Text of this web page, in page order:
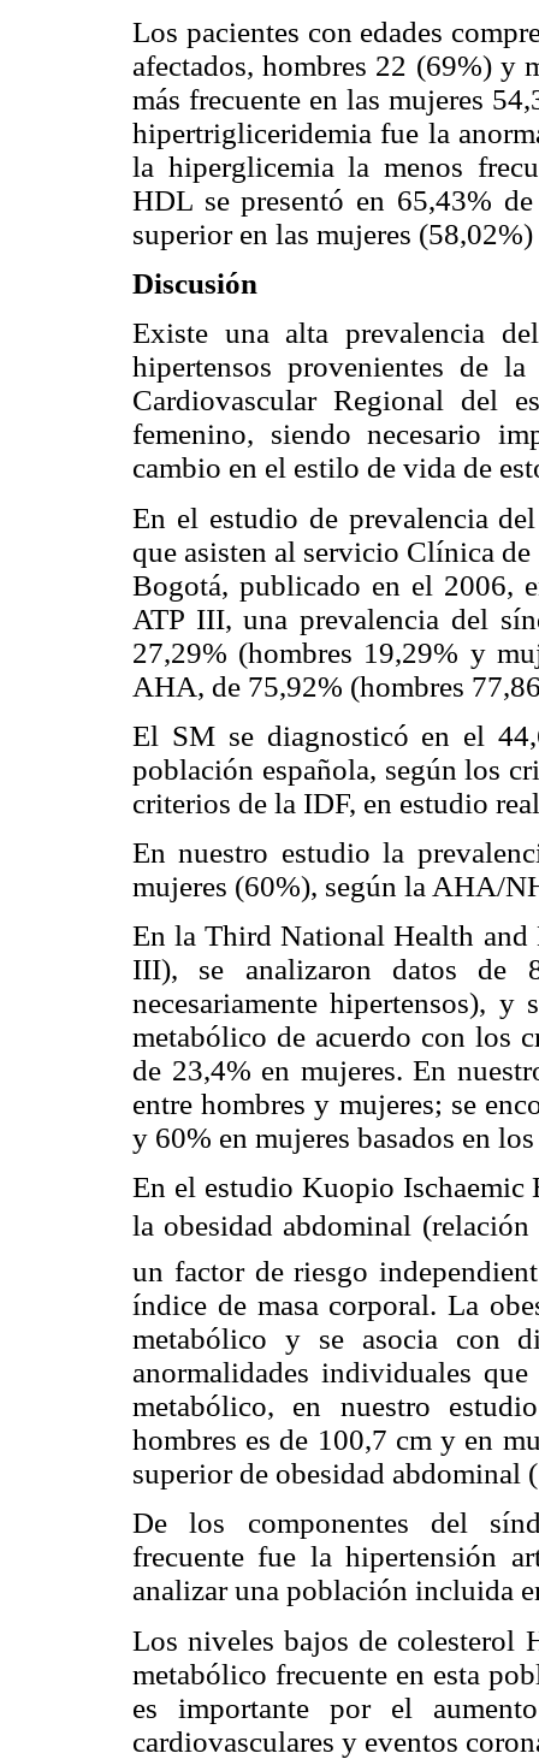
Los pacientes con edades
afectados, hombres 22 (69%) y
más frecuente en las mujeres
hipertrigliceridemia fue la
la hiperglicemia la menos
HDL se presentó en 65,43%
superior en las mujeres
Discusión
Existe una alta prevalencia
hipertensos provenientes de
Cardiovascular Regional del
femenino, siendo necesario
cambio en el estilo de vida de
En el estudio de prevalencia
que asisten al servicio Clínica
Bogotá, publicado en el 2006,
ATP III, una prevalencia del
27,29% (hombres 19,29% y
AHA, de 75,92% (hombres
El SM se diagnosticó en el
población española, según los
criterios de la IDF, en estudio
En nuestro estudio la
mujeres (60%), según la AHA/
En la Third National Health
III), se analizaron datos de
necesariamente hipertensos),
metabólico de acuerdo con los
de 23,4% en mujeres. En
entre hombres y mujeres; se
y 60% en mujeres basados en
En el estudio Kuopio Ischaemic
la obesidad abdominal (relación
un factor de riesgo
índice de masa corporal. La
metabólico y se asocia con
anormalidades individuales
metabólico, en nuestro
hombres es de 100,7 cm y en
superior de obesidad abdominal
De los componentes del
frecuente fue la hipertensión
analizar una población incluida
Los niveles bajos de colesterol
metabólico frecuente en esta
es importante por el
cardiovasculares y eventos